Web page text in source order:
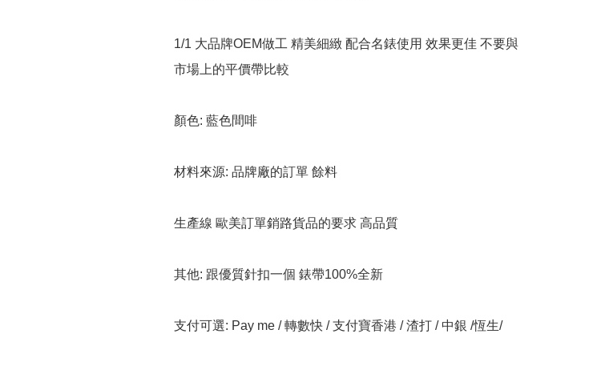
1/1 大品牌OEM做工 精美細緻 配合名錶使用 效果更佳 不要與
市場上的平價帶比較
顏色: 藍色間啡
材料來源: 品牌廠的訂單 餘料
生產線 歐美訂單銷路貨品的要求 高品質
其他: 跟優質針扣一個 錶帶100%全新
支付可選: Pay me / 轉數快 / 支付寶香港 / 渣打 / 中銀 /恆生/